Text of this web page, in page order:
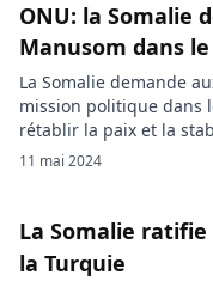
ONU: la Somalie
Manusom dans
La Somalie demande
mission politique dans
rétablir la paix et la
extrémiste Al-Shabab,
11 mai 2024
La Somalie
la Turquie